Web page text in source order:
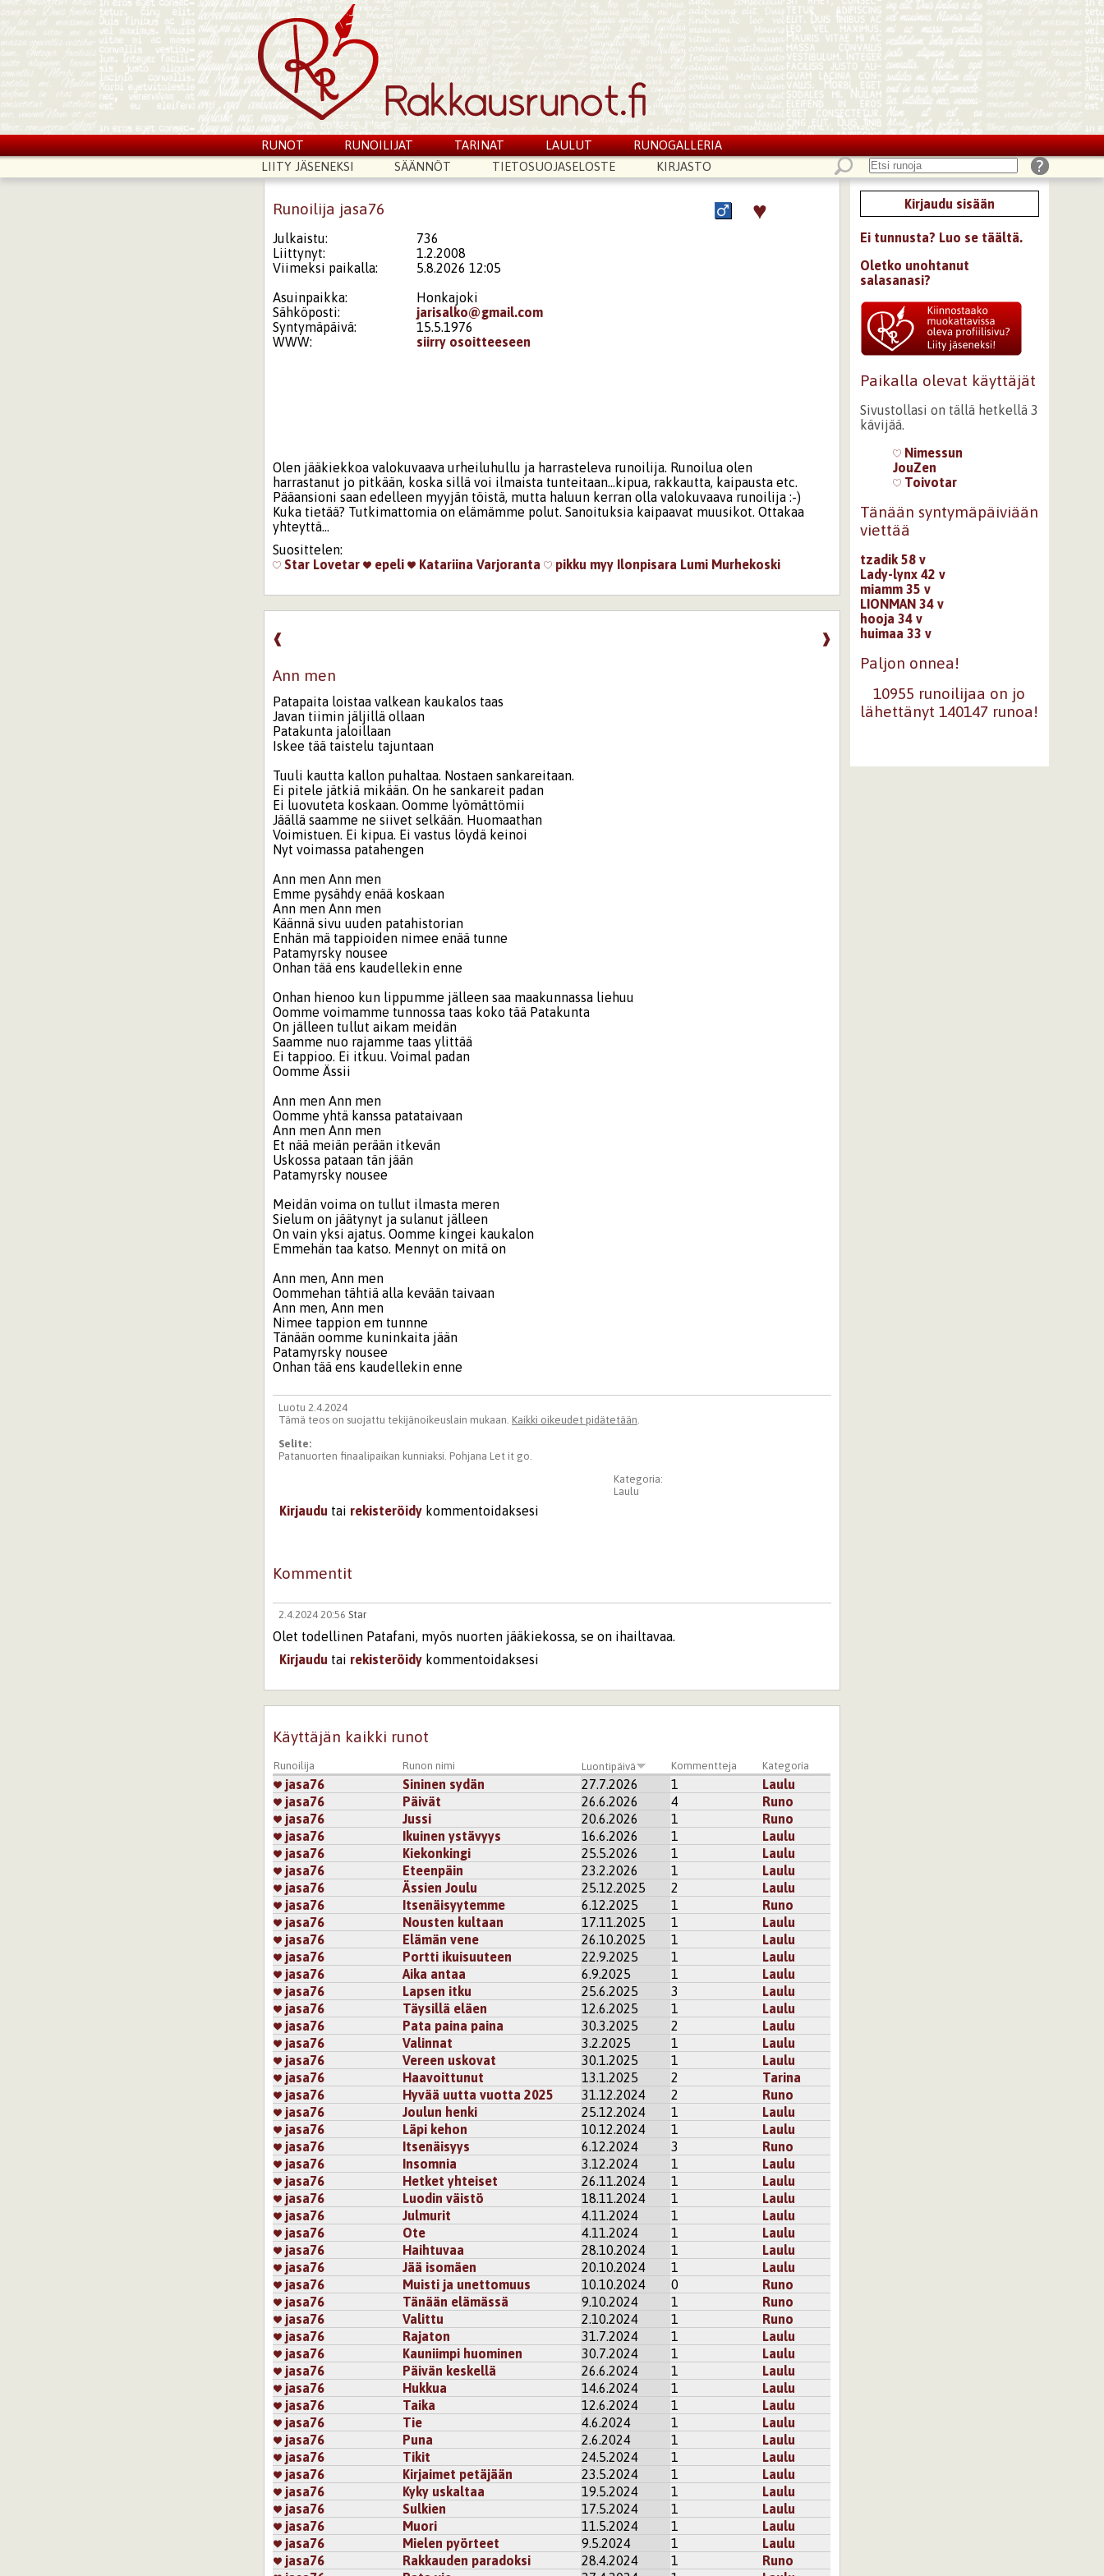
RUNOT RUNOILIJAT TARINAT LAULUT
RUNOGALLERIA
LIITY JÄSENEKSI
SÄÄNNÖT TIETOSUOJASELOSTE KIRJASTO
Runoilija jasa76 ♥
Julkaistu:
736
Liittynyt:
1.2.2008
Viimeksi paikalla:
5.8.2026 12:05
Asuinpaikka:
Honkajoki
Sähköposti:
jarisalko@gmail.com
Syntymäpäivä:
15.5.1976
WWW:
siirry osoitteeseen
Olen jääkiekkoa valokuvaava urheiluhullu ja harrasteleva runoilija. Runoilua olen
harrastanut jo pitkään, koska sillä voi ilmaista tunteitaan...kipua, rakkautta, kaipausta etc.
Pääansioni saan edelleen myyjän töistä, mutta haluun kerran olla valokuvaava runoilija :-)
Kuka tietää? Tutkimattomia on elämämme polut. Sanoituksia kaipaavat muusikot. Ottakaa
yhteyttä...
Suosittelen:
Star Lovetar epeli Katariina Varjoranta pikku myy Ilonpisara Lumi Murhekoski
❱
❰
Ann men
Patapaita loistaa valkean kaukalos taas
Javan tiimin jäljillä ollaan
Patakunta jaloillaan
Iskee tää taistelu tajuntaan
Tuuli kautta kallon puhaltaa. Nostaen sankareitaan.
Ei pitele jätkiä mikään. On he sankareit padan
Ei luovuteta koskaan. Oomme lyömättömii
Jäällä saamme ne siivet selkään. Huomaathan
Voimistuen. Ei kipua. Ei vastus löydä keinoi
Nyt voimassa patahengen
Ann men Ann men
Emme pysähdy enää koskaan
Ann men Ann men
Käännä sivu uuden patahistorian
Enhän mä tappioiden nimee enää tunne
Patamyrsky nousee
Onhan tää ens kaudellekin enne
Onhan hienoo kun lippumme jälleen saa maakunnassa liehuu
Oomme voimamme tunnossa taas koko tää Patakunta
On jälleen tullut aikam meidän
Saamme nuo rajamme taas ylittää
Ei tappioo. Ei itkuu. Voimal padan
Oomme Ässii
Ann men Ann men
Oomme yhtä kanssa patataivaan
Ann men Ann men
Et nää meiän perään itkevän
Uskossa pataan tän jään
Patamyrsky nousee
Meidän voima on tullut ilmasta meren
Sielum on jäätynyt ja sulanut jälleen
On vain yksi ajatus. Oomme kingei kaukalon
Emmehän taa katso. Mennyt on mitä on
Ann men, Ann men
Oommehan tähtiä alla kevään taivaan
Ann men, Ann men
Nimee tappion em tunnne
Tänään oomme kuninkaita jään
Patamyrsky nousee
Onhan tää ens kaudellekin enne
Luotu 2.4.2024
Tämä teos on suojattu tekijänoikeuslain mukaan. Kaikki oikeudet pidätetään.
Selite:
Patanuorten finaalipaikan kunniaksi. Pohjana Let it go.
Kategoria:
Laulu
Kirjaudu tai rekisteröidy kommentoidaksesi
Kommentit
2.4.2024 20:56 Star
Olet todellinen Patafani, myös nuorten jääkiekossa, se on ihailtavaa.
Kirjaudu tai rekisteröidy kommentoidaksesi
Sivut
Käyttäjän kaikki runot
Runoilija Runon nimi Luontipäivä Kommentteja Kategoria
jasa76 Sininen sydän 27.7.2026 1
Laulu
jasa76
Päivät 26.6.2026 4
Runo
jasa76
Jussi 20.6.2026 1
Runo
jasa76
Ikuinen ystävyys 16.6.2026 1
Laulu
jasa76
Kiekonkingi 25.5.2026 1
Laulu
jasa76
Eteenpäin 23.2.2026 1
Laulu
jasa76
Ässien Joulu 25.12.2025 2
Laulu
jasa76
Itsenäisyytemme 6.12.2025 1
Runo
jasa76
Nousten kultaan 17.11.2025 1
Laulu
jasa76
Elämän vene 26.10.2025 1
Laulu
jasa76
Portti ikuisuuteen 22.9.2025 1
Laulu
jasa76
Aika antaa 6.9.2025 1
Laulu
jasa76
Lapsen itku 25.6.2025 3
Laulu
jasa76
Täysillä eläen 12.6.2025 1
Laulu
jasa76
Pata paina paina 30.3.2025 2
Laulu
jasa76
Valinnat 3.2.2025 1
Laulu
jasa76
Vereen uskovat 30.1.2025 1
Laulu
jasa76
Haavoittunut 13.1.2025 2
Tarina
jasa76
Hyvää uutta vuotta 2025 31.12.2024 2
Runo
jasa76
Joulun henki 25.12.2024 1
Laulu
jasa76
Läpi kehon 10.12.2024 1
Laulu
jasa76
Itsenäisyys 6.12.2024 3
Runo
jasa76
Insomnia 3.12.2024 1
Laulu
jasa76
Hetket yhteiset 26.11.2024 1
Laulu
jasa76
Luodin väistö 18.11.2024 1
Laulu
jasa76
Julmurit 4.11.2024 1
Laulu
jasa76
Ote 4.11.2024 1
Laulu
jasa76
Haihtuvaa 28.10.2024 1
Laulu
jasa76
Jää isomäen 20.10.2024 1
Laulu
jasa76
Muisti ja unettomuus 10.10.2024 0
Runo
jasa76
Tänään elämässä 9.10.2024 1
Runo
jasa76
Valittu 2.10.2024 1
Runo
jasa76
Rajaton 31.7.2024 1
Laulu
jasa76
Kauniimpi huominen 30.7.2024 1
Laulu
jasa76
Päivän keskellä 26.6.2024 1
Laulu
jasa76
Hukkua 14.6.2024 1
Laulu
jasa76
Taika 12.6.2024 1
Laulu
jasa76
Tie 4.6.2024 1
Laulu
jasa76
Puna 2.6.2024 1
Laulu
jasa76
Tikit 24.5.2024 1
Laulu
jasa76
Kirjaimet petäjään 23.5.2024 1
Laulu
jasa76
Kyky uskaltaa 19.5.2024 1
Laulu
jasa76
Sulkien 17.5.2024 1
Laulu
jasa76
Muori 11.5.2024 1
Laulu
jasa76
Mielen pyörteet 9.5.2024 1
Laulu
jasa76
Rakkauden paradoksi 28.4.2024 1
Runo
Kirjaudu sisään
Ei tunnusta? Luo se täältä.
Oletko unohtanut
salasanasi?
Paikalla olevat käyttäjät
Sivustollasi on tällä hetkellä 3
kävijää.
Nimessun
JouZen
Toivotar
Tänään syntymäpäiviään
viettää
tzadik 58 v
Lady-lynx 42 v
miamm 35 v
LIONMAN 34 v
hooja 34 v
huimaa 33 v
Paljon onnea!
10955 runoilijaa on jo
lähettänyt 140147 runoa!